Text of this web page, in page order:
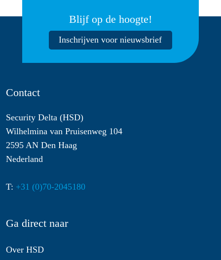
Blijf op de hoogte!
Inschrijven voor nieuwsbrief
Contact
Security Delta (HSD)
Wilhelmina van Pruisenweg 104
2595 AN Den Haag
Nederland
T: +31 (0)70-2045180
Ga direct naar
Over HSD